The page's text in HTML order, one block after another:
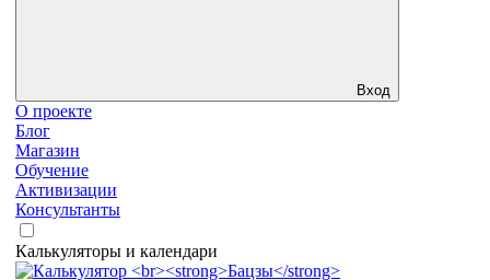
Вход
О проекте
Блог
Магазин
Обучение
Активизации
Консультанты
Калькуляторы и календари